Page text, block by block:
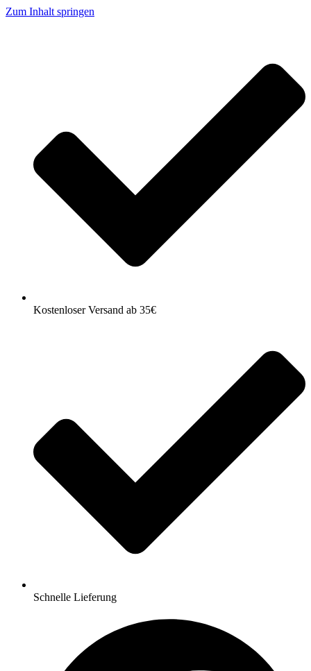
Zum Inhalt springen
Kostenloser Versand ab 35€
Schnelle Lieferung